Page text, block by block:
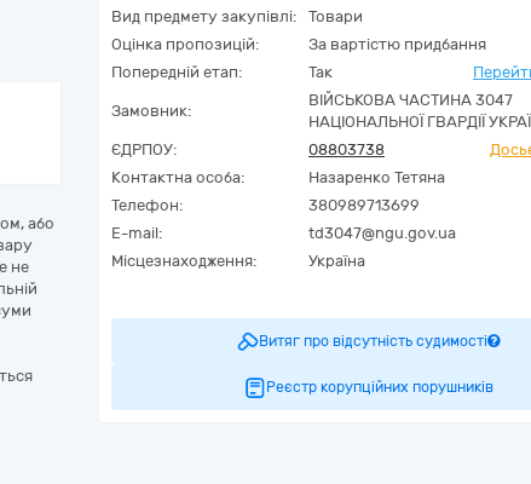
або
не
Вид предмету закупівлі:
Товари
Оцінка пропозицій:
За вартістю придбання
Попередній етап:
Так
Замовник:
ВІЙСЬКОВА ЧАСТИНА 3047
НАЦІОНАЛЬНОЇ ГВАРДІЇ
ЄДРПОУ:
08803738
Контактна особа:
Назаренко Тетяна
Телефон:
380989713699
E-mail:
td3047@ngu.gov.ua
Місцезнаходження:
Україна
Витяг про відсутність судимості
Реєстр корупційних порушників